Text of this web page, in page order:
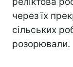
через їх
сільських
розорювали.